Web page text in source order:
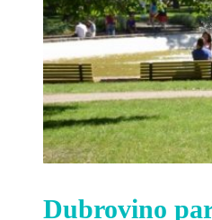
Dubrovino